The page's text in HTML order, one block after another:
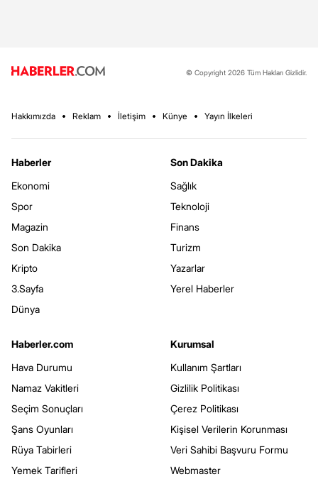
© Copyright 2026 Tüm Hakları Gizlidir.
Hakkımızda Reklam İletişim Künye Yayın İlkeleri
Haberler
Ekonomi
Spor
Magazin
Son Dakika
Kripto
3.Sayfa
Dünya
Son Dakika
Sağlık
Teknoloji
Finans
Turizm
Yazarlar
Yerel Haberler
Haberler.com
Hava Durumu
Namaz Vakitleri
Seçim Sonuçları
Şans Oyunları
Rüya Tabirleri
Yemek Tarifleri
Kurumsal
Kullanım Şartları
Gizlilik Politikası
Çerez Politikası
Kişisel Verilerin Korunması
Veri Sahibi Başvuru Formu
Webmaster